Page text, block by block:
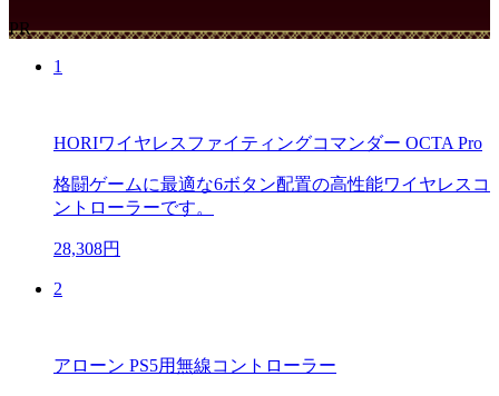
PR
1
HORIワイヤレスファイティングコマンダー OCTA Pro
格闘ゲームに最適な6ボタン配置の高性能ワイヤレスコ
ントローラーです。
28,308円
2
アローン PS5用無線コントローラー